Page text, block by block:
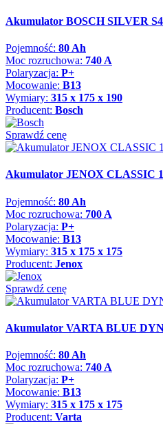
Akumulator BOSCH SILVER
Pojemność: 80 Ah
Moc rozruchowa: 740 A
Polaryzacja: P+
Mocowanie: B13
Wymiary: 315 x 175 x 190
Producent: Bosch
Sprawdź cenę
Akumulator JENOX CLASSIC
Pojemność: 80 Ah
Moc rozruchowa: 700 A
Polaryzacja: P+
Mocowanie: B13
Wymiary: 315 x 175 x 175
Producent: Jenox
Sprawdź cenę
Akumulator VARTA BLUE
Pojemność: 80 Ah
Moc rozruchowa: 740 A
Polaryzacja: P+
Mocowanie: B13
Wymiary: 315 x 175 x 175
Producent: Varta